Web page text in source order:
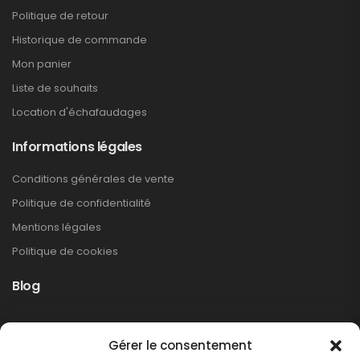
Gérer le consentement
Politique de retour
Historique de commande
Mon panier
Liste de souhaits
Location d'échafaudages
Informations légales
Conditions générales de vente
Politique de confidentialité
Mentions légales
Politique de cookies
Blog